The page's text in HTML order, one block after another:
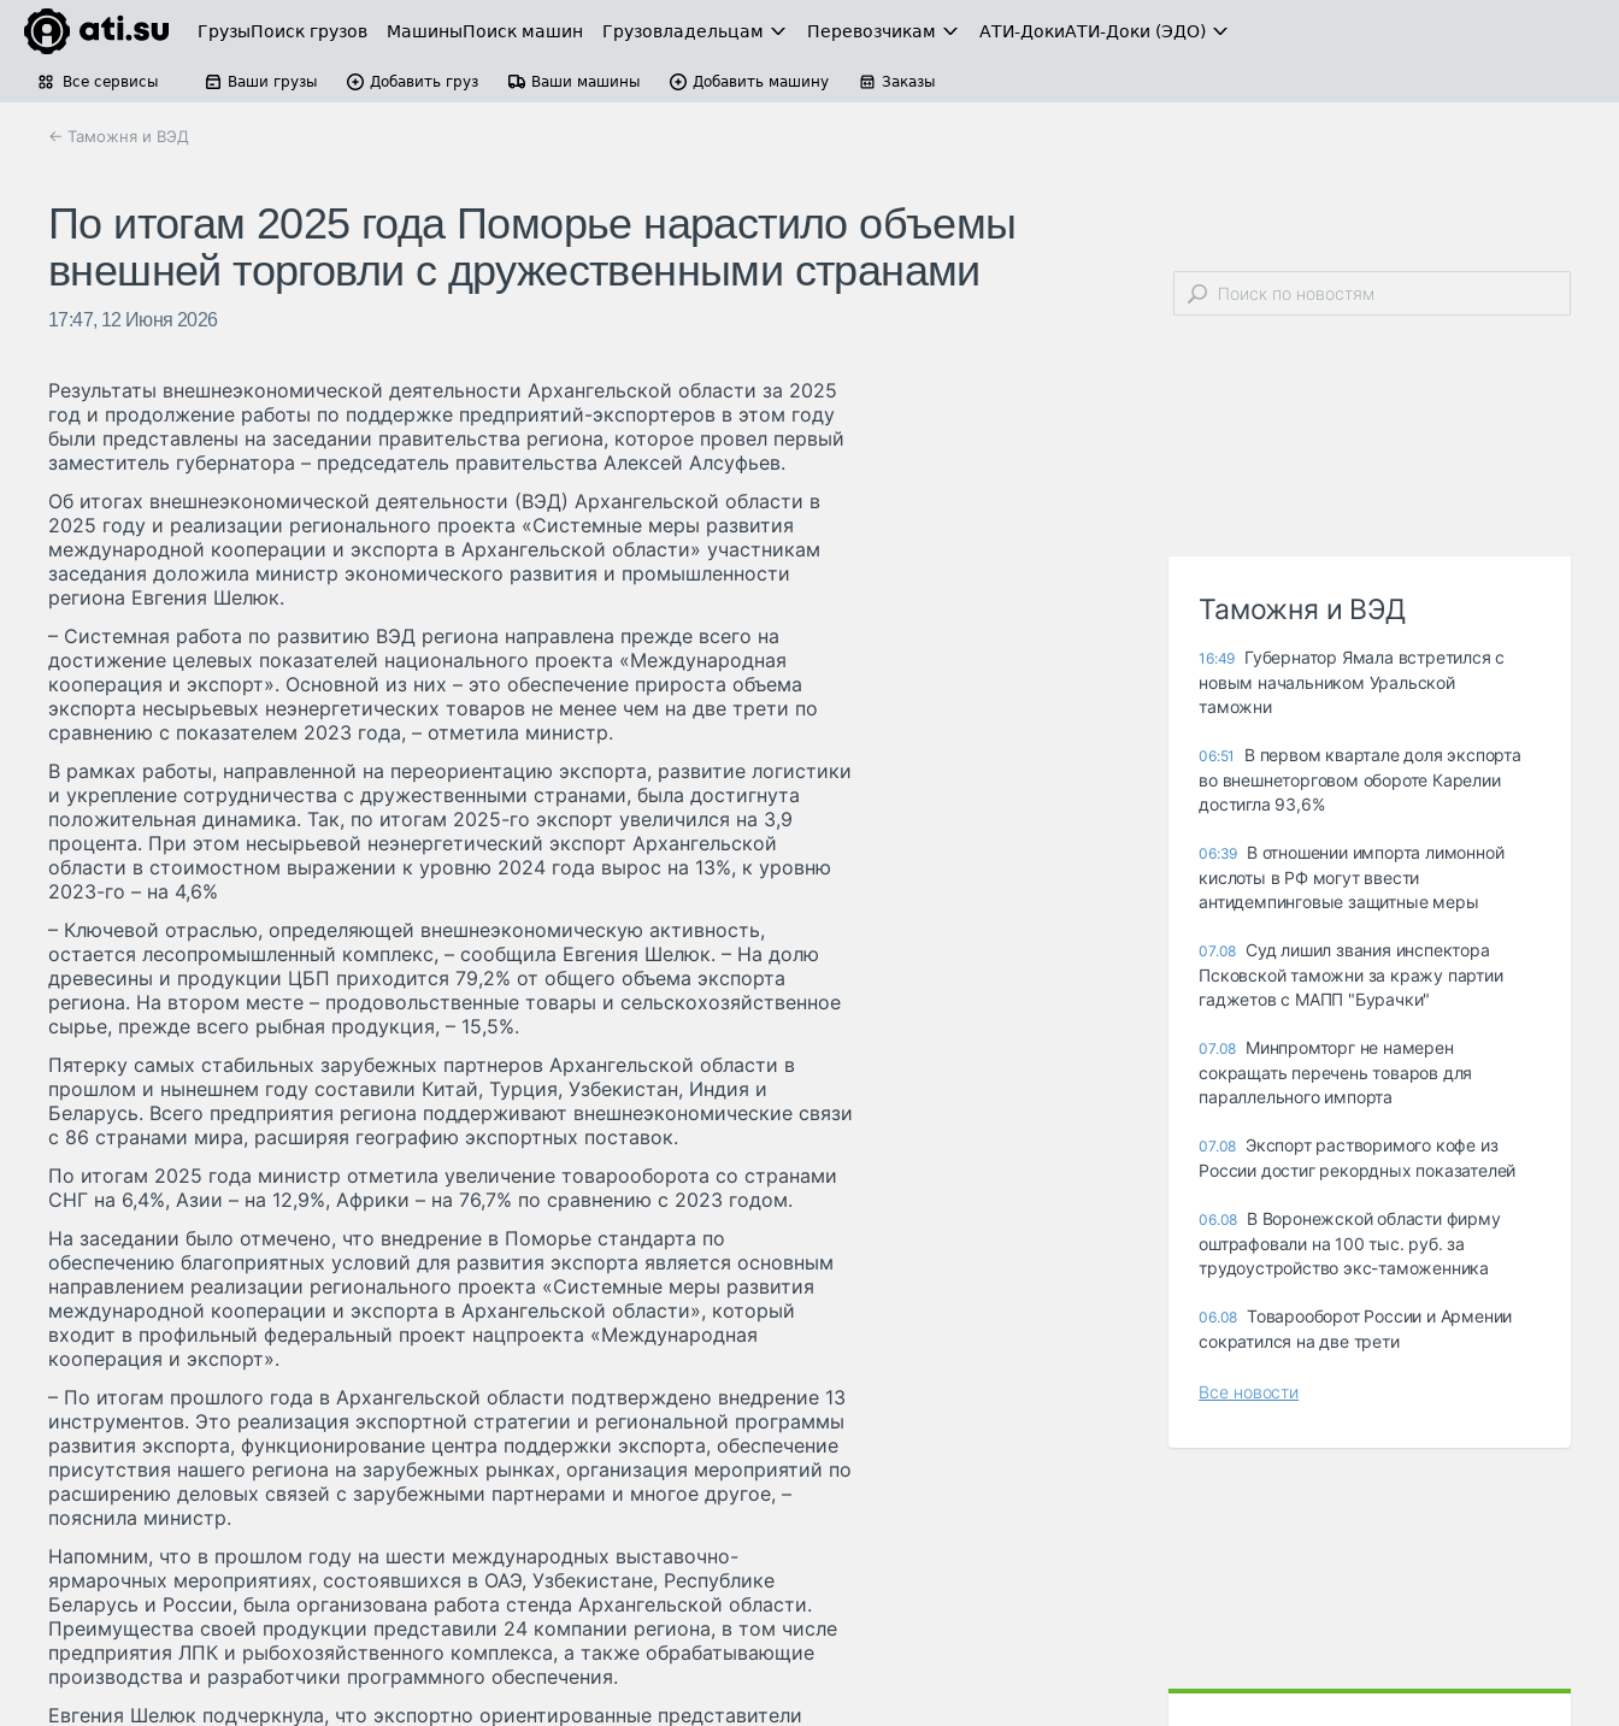
ГрузыПоиск грузов МашиныПоиск машин Грузовладельцам Перевозчикам АТИ-ДокиАТИ-Доки (ЭДО)
Все сервисы Ваши грузы Добавить груз Ваши машины Добавить машину Заказы
← Таможня и ВЭД
По итогам 2025 года Поморье нарастило объемы
внешней торговли с дружественными странами
17:47, 12 Июня 2026
Результаты внешнеэкономической деятельности Архангельской области за 2025
год и продолжение работы по поддержке предприятий-экспортеров в этом году
были представлены на заседании правительства региона, которое провел первый
заместитель губернатора – председатель правительства Алексей Алсуфьев.
Об итогах внешнеэкономической деятельности (ВЭД) Архангельской области в
2025 году и реализации регионального проекта «Системные меры развития
международной кооперации и экспорта в Архангельской области» участникам
заседания доложила министр экономического развития и промышленности
региона Евгения Шелюк.
– Системная работа по развитию ВЭД региона направлена прежде всего на
достижение целевых показателей национального проекта «Международная
кооперация и экспорт». Основной из них – это обеспечение прироста объема
экспорта несырьевых неэнергетических товаров не менее чем на две трети по
сравнению с показателем 2023 года, – отметила министр.
В рамках работы, направленной на переориентацию экспорта, развитие логистики
и укрепление сотрудничества с дружественными странами, была достигнута
положительная динамика. Так, по итогам 2025-го экспорт увеличился на 3,9
процента. При этом несырьевой неэнергетический экспорт Архангельской
области в стоимостном выражении к уровню 2024 года вырос на 13%, к уровню
2023-го – на 4,6%
– Ключевой отраслью, определяющей внешнеэкономическую активность,
остается лесопромышленный комплекс, – сообщила Евгения Шелюк. – На долю
древесины и продукции ЦБП приходится 79,2% от общего объема экспорта
региона. На втором месте – продовольственные товары и сельскохозяйственное
сырье, прежде всего рыбная продукция, – 15,5%.
Пятерку самых стабильных зарубежных партнеров Архангельской области в
прошлом и нынешнем году составили Китай, Турция, Узбекистан, Индия и
Беларусь. Всего предприятия региона поддерживают внешнеэкономические связи
с 86 странами мира, расширяя географию экспортных поставок.
По итогам 2025 года министр отметила увеличение товарооборота со странами
СНГ на 6,4%, Азии – на 12,9%, Африки – на 76,7% по сравнению с 2023 годом.
На заседании было отмечено, что внедрение в Поморье стандарта по
обеспечению благоприятных условий для развития экспорта является основным
направлением реализации регионального проекта «Системные меры развития
международной кооперации и экспорта в Архангельской области», который
входит в профильный федеральный проект нацпроекта «Международная
кооперация и экспорт».
– По итогам прошлого года в Архангельской области подтверждено внедрение 13
инструментов. Это реализация экспортной стратегии и региональной программы
развития экспорта, функционирование центра поддержки экспорта, обеспечение
присутствия нашего региона на зарубежных рынках, организация мероприятий по
расширению деловых связей с зарубежными партнерами и многое другое, –
пояснила министр.
Напомним, что в прошлом году на шести международных выставочно-
ярмарочных мероприятиях, состоявшихся в ОАЭ, Узбекистане, Республике
Беларусь и России, была организована работа стенда Архангельской области.
Преимущества своей продукции представили 24 компании региона, в том числе
предприятия ЛПК и рыбохозяйственного комплекса, а также обрабатывающие
производства и разработчики программного обеспечения.
Евгения Шелюк подчеркнула, что экспортно ориентированные представители
Таможня и ВЭД
16:49 Губернатор Ямала встретился с
новым начальником Уральской
таможни
06:51
В первом квартале доля экспорта
во внешнеторговом обороте Карелии
достигла 93,6%
06:39 В отношении импорта лимонной
кислоты в РФ могут ввести
антидемпинговые защитные меры
07.08 Суд лишил звания инспектора
Псковской таможни за кражу партии
гаджетов с МАПП "Бурачки"
07.08 Минпромторг не намерен
сокращать перечень товаров для
параллельного импорта
07.08 Экспорт растворимого кофе из
России достиг рекордных показателей
06.08 В Воронежской области фирму
оштрафовали на 100 тыс. руб. за
трудоустройство экс-таможенника
06.08 Товарооборот России и Армении
сократился на две трети
Все новости